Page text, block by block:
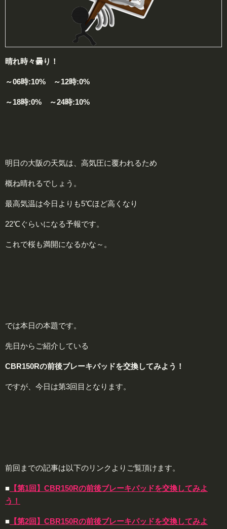
晴れ時々曇り！
～06時:10% ～12時:0%
～18時:0% ～24時:10%
明日の大阪の天気は、高気圧に覆われるため
概ね晴れるでしょう。
最高気温は今日よりも5℃ほど高くなり
22℃ぐらいになる予報です。
これで桜も満開になるかな～。
では本日の本題です。
先日からご紹介している
CBR150Rの前後ブレーキパッドを交換してみよう！
ですが、今日は第3回目となります。
前回までの記事は以下のリンクよりご覧頂けます。
■ 【第1回】CBR150Rの前後ブレーキパッドを交換してみよ
う！
■ 【第2回】CBR150Rの前後ブレーキパッドを交換してみよ